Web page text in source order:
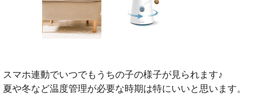
スマホ連動でいつでもうちの子の様子が見られます♪
夏や冬など温度管理が必要な時期は特にいいと思います。